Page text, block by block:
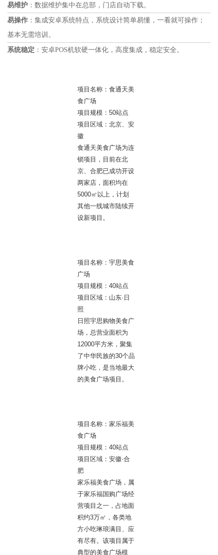
易维护 ：数据维护集中在总部，门店自动下载。
易操作 ：集成安卓系统特点，系统设计简单易懂，一看就可操作；
基本无需培训。
系统稳定 ：安卓POS机软硬一体化，高度集成，稳定安全。
项目名称：食通天美
食广场
项目规模：50站点
项目区域：北京、安
徽
食通天美食广场为连
锁项目，目前在北
京、合肥已成功开设
两家店，面积均在
5000㎡以上，计划
其他一线城市陆续开
设新项目。
项目名称：宇思美食
广场
项目规模：40站点
项目区域：山东·日
照
日照宇思购物美食广
场，总营业面积为
12000平方米，聚集
了中华民族的30个品
牌小吃，是当地最大
的美食广场项目。
项目名称：家乐福美
食广场
项目规模：40站点
项目区域：安徽·合
肥
家乐福美食广场，属
于家乐福国购广场经
营项目之一，占地面
积约3万㎡，各类地
方小吃琳琅满目、应
有尽有。该项目属于
典型的美食广场模